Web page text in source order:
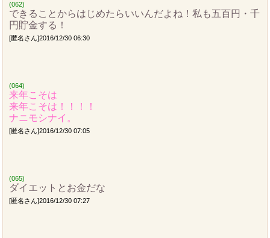
(062)
できることからはじめたらいいんだよね！私も五百円・千
円貯金する！
[匿名さん]2016/12/30 06:30
(064)
来年こそは
来年こそは！！！！
ナニモシナイ。
[匿名さん]2016/12/30 07:05
(065)
ダイエットとお金だな
[匿名さん]2016/12/30 07:27